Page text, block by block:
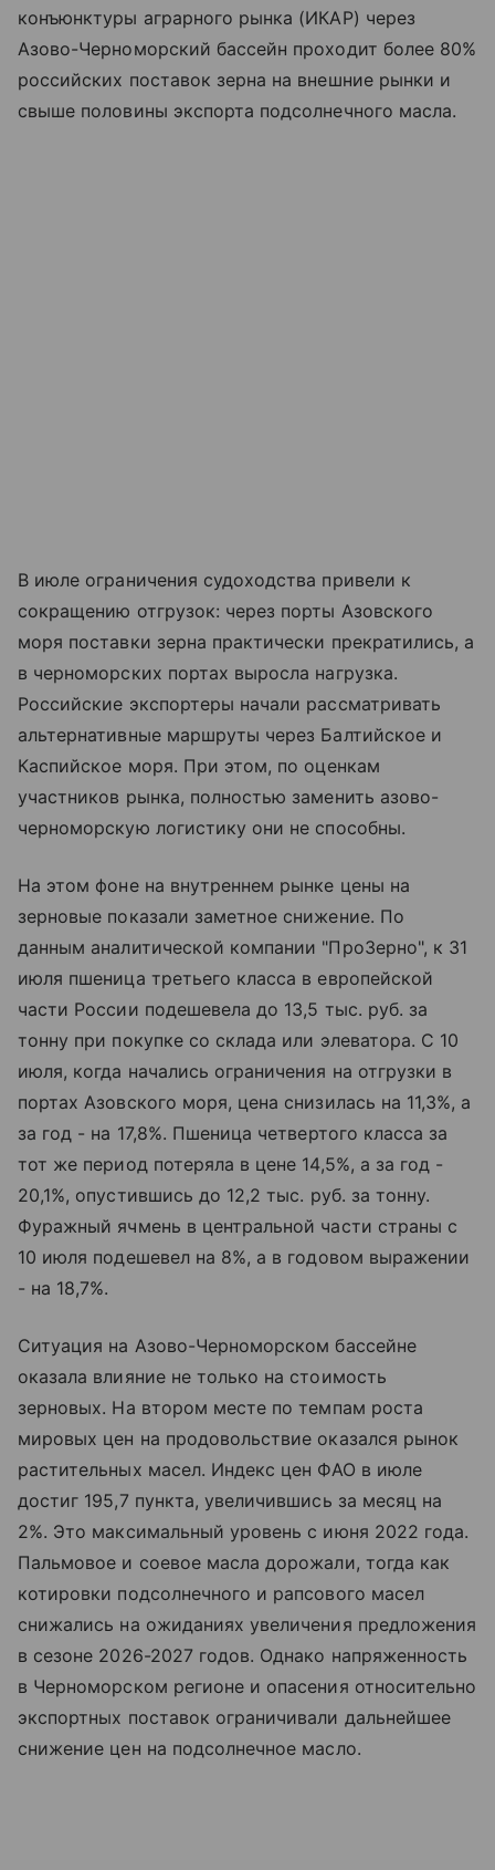
конъюнктуры аграрного рынка (ИКАР) через
Азово-Черноморский бассейн проходит более 80%
российских поставок зерна на внешние рынки и
свыше половины экспорта подсолнечного масла.
В июле ограничения судоходства привели к
сокращению отгрузок: через порты Азовского
моря поставки зерна практически прекратились, а
в черноморских портах выросла нагрузка.
Российские экспортеры начали рассматривать
альтернативные маршруты через Балтийское и
Каспийское моря. При этом, по оценкам
участников рынка, полностью заменить азово-
черноморскую логистику они не способны.
На этом фоне на внутреннем рынке цены на
зерновые показали заметное снижение. По
данным аналитической компании "ПроЗерно", к 31
июля пшеница третьего класса в европейской
части России подешевела до 13,5 тыс. руб. за
тонну при покупке со склада или элеватора. С 10
июля, когда начались ограничения на отгрузки в
портах Азовского моря, цена снизилась на 11,3%, а
за год - на 17,8%. Пшеница четвертого класса за
тот же период потеряла в цене 14,5%, а за год -
20,1%, опустившись до 12,2 тыс. руб. за тонну.
Фуражный ячмень в центральной части страны с
10 июля подешевел на 8%, а в годовом выражении
- на 18,7%.
Ситуация на Азово-Черноморском бассейне
оказала влияние не только на стоимость
зерновых. На втором месте по темпам роста
мировых цен на продовольствие оказался рынок
растительных масел. Индекс цен ФАО в июле
достиг 195,7 пункта, увеличившись за месяц на
2%. Это максимальный уровень с июня 2022 года.
Пальмовое и соевое масла дорожали, тогда как
котировки подсолнечного и рапсового масел
снижались на ожиданиях увеличения предложения
в сезоне 2026-2027 годов. Однако напряженность
в Черноморском регионе и опасения относительно
экспортных поставок ограничивали дальнейшее
снижение цен на подсолнечное масло.